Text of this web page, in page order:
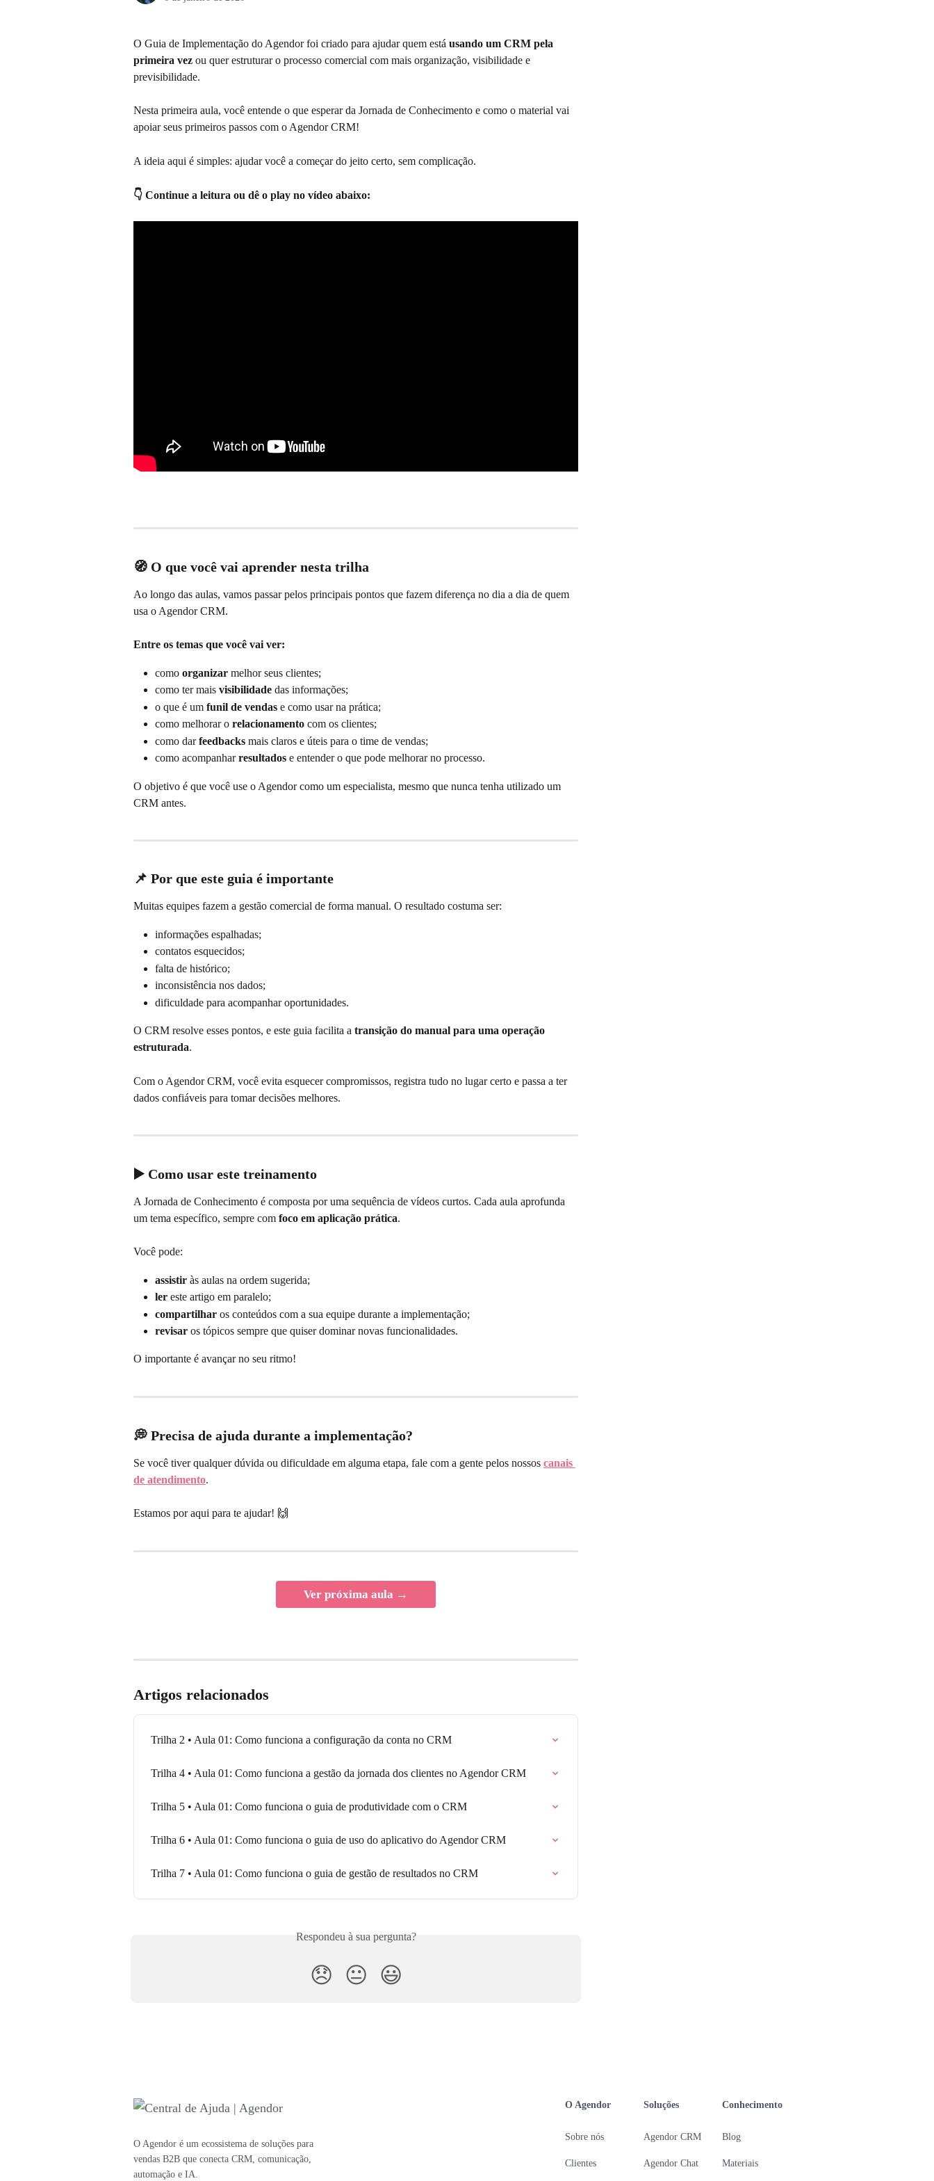
O Guia de Implementação do Agendor foi criado para ajudar quem está usando um CRM pela
primeira vez ou quer estruturar o processo comercial com mais organização, visibilidade e
previsibilidade.
Nesta primeira aula, você entende o que esperar da Jornada de Conhecimento e como o material vai
apoiar seus primeiros passos com o Agendor CRM!
A ideia aqui é simples: ajudar você a começar do jeito certo, sem complicação.
👇 Continue a leitura ou dê o play no vídeo abaixo:
🧭 O que você vai aprender nesta trilha
Ao longo das aulas, vamos passar pelos principais pontos que fazem diferença no dia a dia de quem
usa o Agendor CRM.
Entre os temas que você vai ver:
como organizar melhor seus clientes;
como ter mais visibilidade das informações;
o que é um funil de vendas e como usar na prática;
como melhorar o relacionamento com os clientes;
como dar feedbacks mais claros e úteis para o time de vendas;
como acompanhar resultados e entender o que pode melhorar no processo.
O objetivo é que você use o Agendor como um especialista, mesmo que nunca tenha utilizado um
CRM antes.
📌 Por que este guia é importante
Muitas equipes fazem a gestão comercial de forma manual. O resultado costuma ser:
informações espalhadas;
contatos esquecidos;
falta de histórico;
inconsistência nos dados;
dificuldade para acompanhar oportunidades.
O CRM resolve esses pontos, e este guia facilita a transição do manual para uma operação
estruturada.
Com o Agendor CRM, você evita esquecer compromissos, registra tudo no lugar certo e passa a ter
dados confiáveis para tomar decisões melhores.
▶️ Como usar este treinamento
A Jornada de Conhecimento é composta por uma sequência de vídeos curtos. Cada aula aprofunda
um tema específico, sempre com foco em aplicação prática.
Você pode:
assistir às aulas na ordem sugerida;
ler este artigo em paralelo;
compartilhar os conteúdos com a sua equipe durante a implementação;
revisar os tópicos sempre que quiser dominar novas funcionalidades.
O importante é avançar no seu ritmo!
💭 Precisa de ajuda durante a implementação?
Se você tiver qualquer dúvida ou dificuldade em alguma etapa, fale com a gente pelos nossos canais
de atendimento.
Estamos por aqui para te ajudar! 🙌
Ver próxima aula →
Artigos relacionados
Trilha 2 • Aula 01: Como funciona a configuração da conta no CRM
Trilha 4 • Aula 01: Como funciona a gestão da jornada dos clientes no Agendor CRM
Trilha 5 • Aula 01: Como funciona o guia de produtividade com o CRM
Trilha 6 • Aula 01: Como funciona o guia de uso do aplicativo do Agendor CRM
Trilha 7 • Aula 01: Como funciona o guia de gestão de resultados no CRM
Respondeu à sua pergunta?
😞 😐 😃
O Agendor é um ecossistema de soluções para
vendas B2B que conecta CRM, comunicação,
automação e IA.
O Agendor
Sobre nós
Clientes
Soluções
Agendor CRM
Agendor Chat
Conhecimento
Blog
Materiais